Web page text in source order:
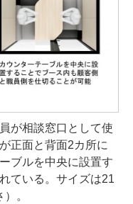
が相談窓口として使
正面と背面2カ所に
ブルを中央に設置す
ている。サイズは21
。